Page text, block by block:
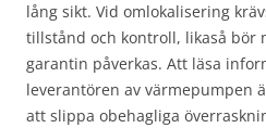
lång sikt. Vid omlokalisering
tillstånd och kontroll, likaså bör
garantin påverkas. Att läsa
leverantören av värmepumpen
att slippa obehagliga